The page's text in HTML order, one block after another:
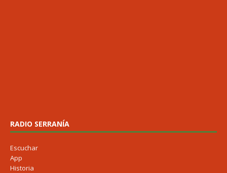
RADIO SERRANÍA
Escuchar
App
Historia